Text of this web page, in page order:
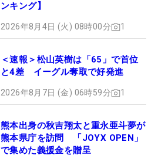
ンキング】
2026年8月4日 (火) 08時00分 1
＜速報＞松山英樹は「65」で首位
と4差 イーグル奪取で好発進
2026年8月7日 (金) 06時59分 1
熊本出身の秋吉翔太と重永亜斗夢が
熊本県庁を訪問 「JOYX OPEN」
で集めた義援金を贈呈